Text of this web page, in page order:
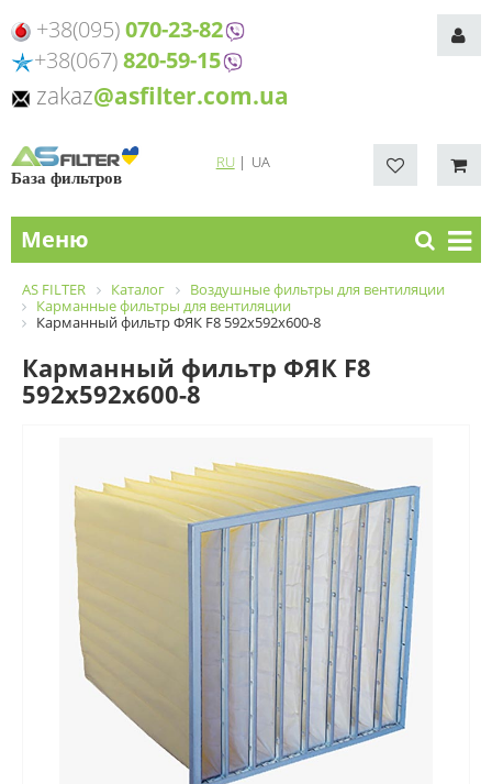
+38(095)070-23-82
+38(067)820-59-15
zakaz@asfilter.com.ua
База фильтров
RU| UA
Меню
AS FILTER Каталог
Воздушные фильтры для вентиляции
Карманные фильтры для вентиляции
Карманный фильтр ФЯК F8 592х592х600-8
Карманный фильтр ФЯК F8
592х592х600-8